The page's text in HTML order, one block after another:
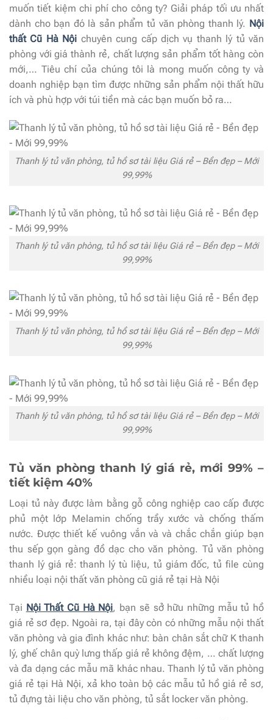
muốn tiết kiệm chi phí cho công ty? Giải pháp tối ưu nhất
dành cho bạn đó là sản phẩm tủ văn phòng thanh lý. Nội
thất Cũ Hà Nội chuyên cung cấp dịch vụ thanh lý tủ văn
phòng với giá thành rẻ, chất lượng sản phẩm tốt hàng còn
mới,… Tiêu chí của chúng tôi là mong muốn công ty và
doanh nghiệp bạn tìm được những sản phẩm nội thất hữu
ích và phù hợp với túi tiền mà các bạn muốn bỏ ra…
Thanh lý tủ văn phòng, tủ hồ sơ tài liệu Giá rẻ – Bền đẹp – Mới
99,99%
Thanh lý tủ văn phòng, tủ hồ sơ tài liệu Giá rẻ – Bền đẹp – Mới
99,99%
Thanh lý tủ văn phòng, tủ hồ sơ tài liệu Giá rẻ – Bền đẹp – Mới
99,99%
Thanh lý tủ văn phòng, tủ hồ sơ tài liệu Giá rẻ – Bền đẹp – Mới
99,99%
Tủ văn phòng thanh lý giá rẻ, mới 99% –
tiết kiệm 40%
Loại tủ này được làm bằng gỗ công nghiệp cao cấp được
phủ một lớp Melamin chống trầy xước và chống thấm
nước. Được thiết kế vuông vắn và và chắc chắn giúp bạn
thu sếp gọn gàng đồ dạc cho văn phòng. Tủ văn phòng
thanh lý giá rẻ: thanh lý tù liệu, tủ giám đốc, tủ file cùng
nhiều loại nội thất văn phòng cũ giá rẻ tại Hà Nội
Tại Nội Thất Cũ Hà Nội, bạn sẽ sở hữu những mẫu tủ hồ
giá rẻ sơ đẹp. Ngoài ra, tại đây còn có những mẫu nội thất
văn phòng và gia đình khác như: bàn chân sắt chữ K thanh
lý, ghế chân quỳ lưng thấp giá rẻ không đệm, … chất lượng
và đa dạng các mẫu mã khác nhau. Thanh lý tủ văn phòng
giá rẻ tại Hà Nội, xả kho toàn bộ các mẫu tủ hồ giá rẻ sơ,
tủ đựng tài liệu cho văn phòng, tủ sắt locker văn phòng.